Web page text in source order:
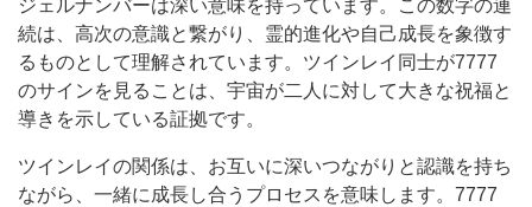
ジェルナンバーは深い意味を持っています。この数字の連
続は、高次の意識と繋がり、霊的進化や自己成長を象徴す
るものとして理解されています。ツインレイ同士が7777
のサインを見ることは、宇宙が二人に対して大きな祝福と
導きを示している証拠です。
ツインレイの関係は、お互いに深いつながりと認識を持ち
ながら、一緒に成長し合うプロセスを意味します。7777